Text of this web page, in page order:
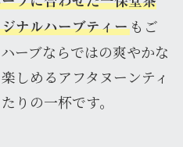
ナルハーブティーもご
ーブならではの爽やかな
しめるアフタヌーンティ
りの一杯です。